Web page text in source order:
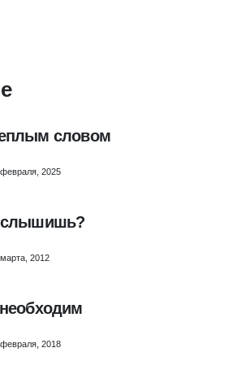
словом
2025
2012
2018